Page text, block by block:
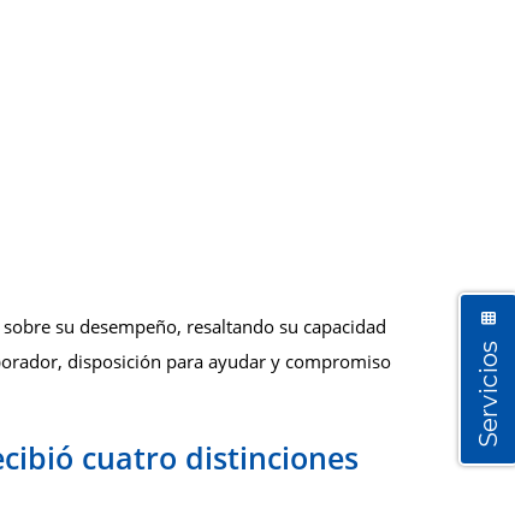
su desempeño, resaltando su capacidad
disposición para ayudar y compromiso
cuatro distinciones
Servicios